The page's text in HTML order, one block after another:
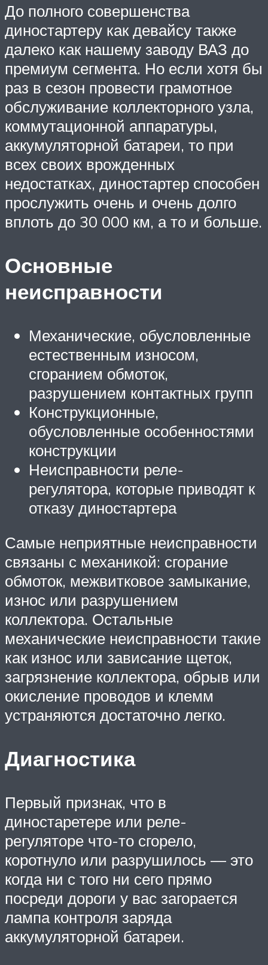
До полного совершенства
диностартеру как девайсу также
далеко как нашему заводу ВАЗ до
премиум сегмента. Но если хотя бы
раз в сезон провести грамотное
обслуживание коллекторного узла,
коммутационной аппаратуры,
аккумуляторной батареи, то при
всех своих врожденных
недостатках, диностартер способен
прослужить очень и очень долго
вплоть до 30 000 км, а то и больше.
Основные
неисправности
Механические, обусловленные
естественным износом,
сгоранием обмоток,
разрушением контактных групп
Конструкционные,
обусловленные особенностями
конструкции
Неисправности реле-
регулятора, которые приводят к
отказу диностартера
Самые неприятные неисправности
связаны с механикой: сгорание
обмоток, межвитковое замыкание,
износ или разрушением
коллектора. Остальные
механические неисправности такие
как износ или зависание щеток,
загрязнение коллектора, обрыв или
окисление проводов и клемм
устраняются достаточно легко.
Диагностика
Первый признак, что в
диностаретере или реле-
регуляторе что-то сгорело,
коротнуло или разрушилось — это
когда ни с того ни сего прямо
посреди дороги у вас загорается
лампа контроля заряда
аккумуляторной батареи.